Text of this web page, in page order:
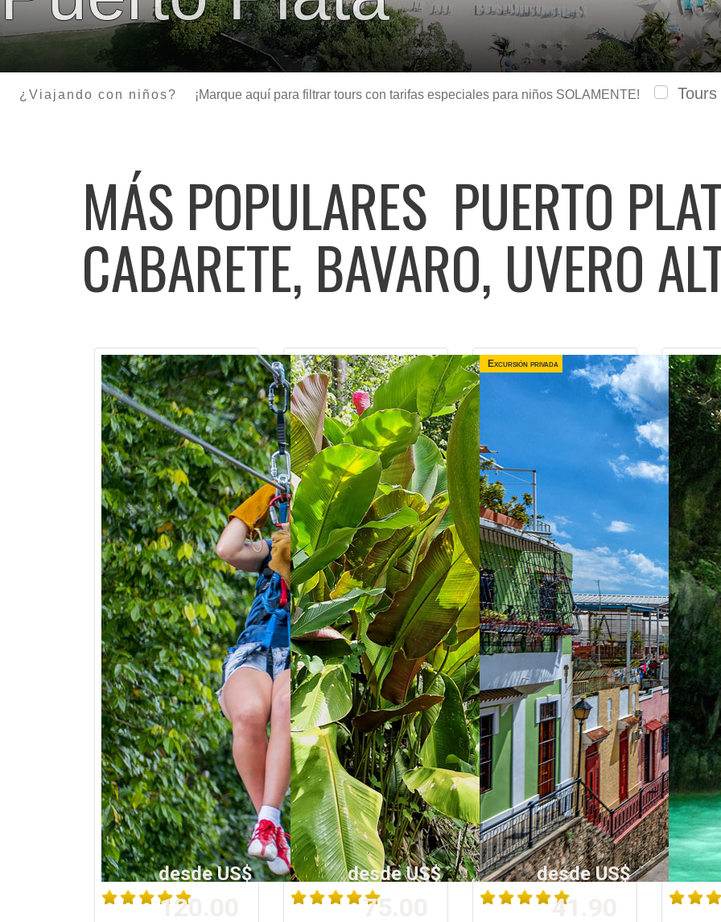
¿Viajando con niños? ¡Marque aquí para filtrar tours con tarifas especiales para niños SOLAMENTE!
MÁS POPULARES PUERTO
CABARETE, BAVARO, UVERO
desde US$
120.00
desde US$
75.00
desde US$
41.90
Excursión privada